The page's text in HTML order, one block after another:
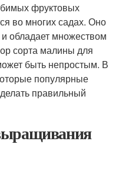
фруктовых
во многих садах. Оно
обладает множеством
сорта малины для
быть непростым. В
популярные
правильный